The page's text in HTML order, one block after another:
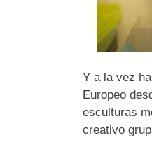
Y a la vez
Europeo
esculturas
creativo